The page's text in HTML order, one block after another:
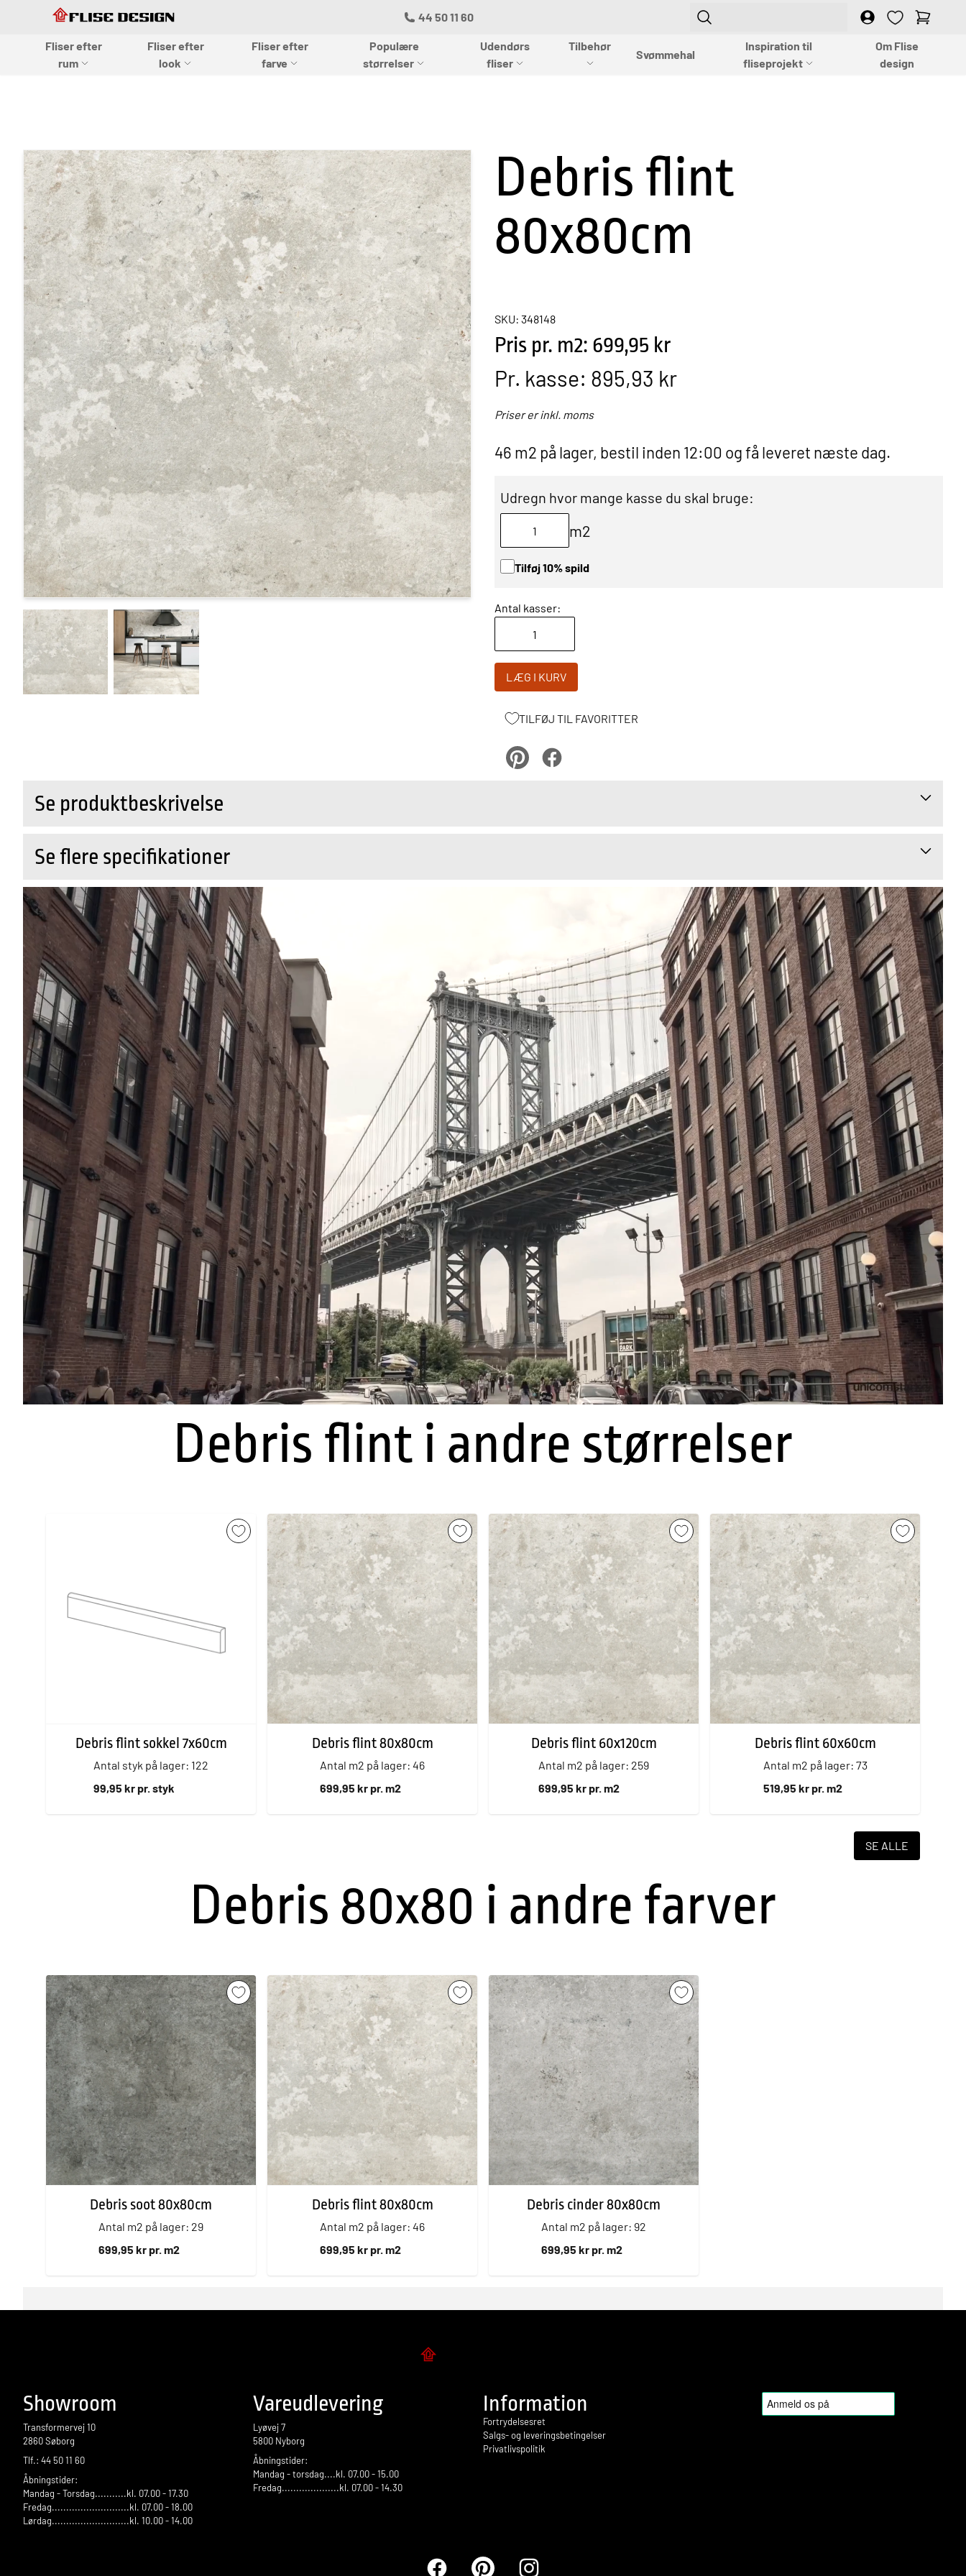
Skip to Content
Skip to Content
Flise design
44 50 11 60
Fliser efter
rum
Fliser efter
look
Fliser efter
farve
Populære
størrelser
Udendørs
fliser
Tilbehør
Svømmehal
Inspiration til
fliseprojekt
Om Flise
design
Debris flint
80x80cm
SKU: 348148
Pris pr. m2: 699,95 kr
Pr. kasse: 895,93 kr
Priser er inkl. moms
46 m2 på lager, bestil inden 12:00 og få leveret næste dag.
Udregn hvor mange kasse du skal bruge:
m2
Tilføj 10% spild
Antal kasser:
LÆG I KURV
TILFØJ TIL FAVORITTER
pinterestFacebook
Se produktbeskrivelse
Se flere specifikationer
Debris flint i andre størrelser
Debris flint sokkel 7x60cm
Antal styk på lager: 122
99,95 kr pr. styk
Debris flint 80x80cm
Antal m2 på lager: 46
699,95 kr pr. m2
Debris flint 60x120cm
Antal m2 på lager: 259
699,95 kr pr. m2
Debris flint 60x60cm
Antal m2 på lager: 73
519,95 kr pr. m2
SE ALLE
Debris 80x80 i andre farver
Debris soot 80x80cm
Antal m2 på lager: 29
699,95 kr pr. m2
Debris flint 80x80cm
Antal m2 på lager: 46
699,95 kr pr. m2
Debris cinder 80x80cm
Antal m2 på lager: 92
699,95 kr pr. m2
Showroom
Transformervej 10
2860 Søborg
Tlf.: 44 50 11 60
Åbningstider:
Mandag - Torsdag...........kl. 07.00 - 17.30
Fredag...........................kl. 07.00 - 18.00
Lørdag...........................kl. 10.00 - 14.00
Vareudlevering
Lyøvej 7
5800 Nyborg
Åbningstider:
Mandag - torsdag....kl. 07.00 - 15.00
Fredag....................kl. 07.00 - 14.30
Information
Fortrydelsesret
Salgs- og leveringsbetingelser
Privatlivspolitik